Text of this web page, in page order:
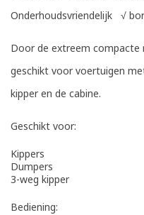
Onderhoudsvriendelijk √
Door de extreem
geschikt voor voertuigen
kipper en de cabine.
Geschikt voor:
Kippers
Dumpers
3-weg kipper
Bediening: